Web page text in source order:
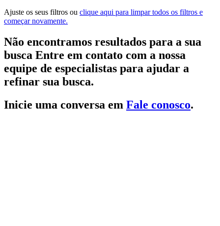
Ajuste os seus filtros ou clique aqui para limpar todos os filtros e
começar novamente.
Não encontramos resultados para a sua
busca Entre em contato com a nossa
equipe de especialistas para ajudar a
refinar sua busca.
Inicie uma conversa em Fale conosco.